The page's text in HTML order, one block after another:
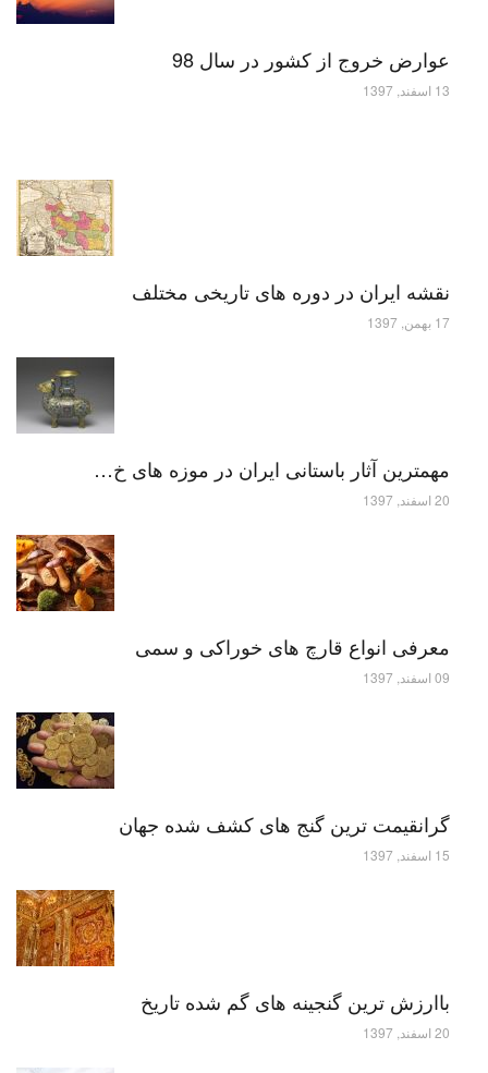
عوارض خروج از کشور در سال 98
13 اسفند, 1397
نقشه ایران در دوره های تاریخی مختلف
17 بهمن, 1397
مهمترین آثار باستانی ایران در موزه های خ…
20 اسفند, 1397
معرفی انواع قارچ های خوراکی و سمی
09 اسفند, 1397
گرانقیمت ترین گنج های کشف شده جهان
15 اسفند, 1397
باارزش ترین گنجینه های گم شده تاریخ
20 اسفند, 1397